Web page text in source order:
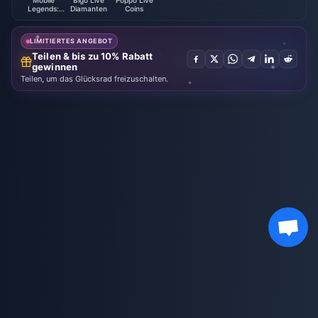
Legends:
Diamanten
Coins
LIMITIERTES ANGEBOT
Teilen & bis zu 10% Rabatt
gewinnen
Teilen, um das Glücksrad freizuschalten.